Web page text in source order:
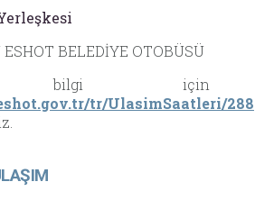
BELEDİYE OTOBÜSÜ
bilgi için
tr/UlasimSaatleri/288